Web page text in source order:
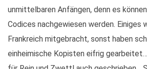
unmittelbaren Anfängen, denn es
Codices nachgewiesen werden. Einiges
Frankreich mitgebracht, sonst haben
einheimische Kopisten eifrig